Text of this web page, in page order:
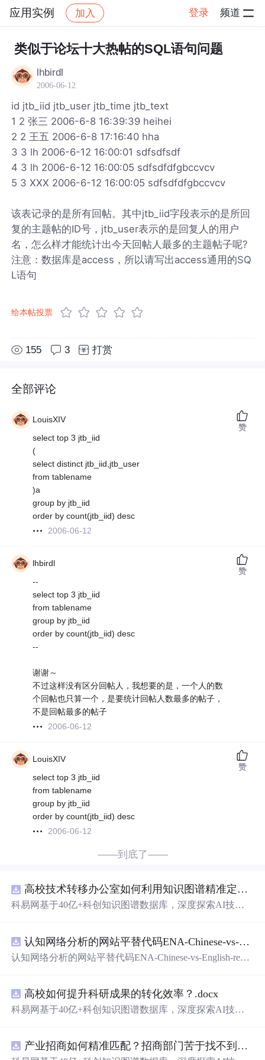
应用实例 加入 登录 频道
社区 应用实例 帖子详情
类似于论坛十大热帖的SQL语句问题
lhbirdl
2006-06-12
id jtb_iid jtb_user jtb_time jtb_text
1 2 张三 2006-6-8 16:39:39 heihei
2 2 王五 2006-6-8 17:16:40 hha
3 3 lh 2006-6-12 16:00:01 sdfsdfsdf
4 3 lh 2006-6-12 16:00:05 sdfsdfdfgbccvcv
5 3 XXX 2006-6-12 16:00:05 sdfsdfdfgbccvcv
该表记录的是所有回帖。其中jtb_iid字段表示的是所回
复的主题帖的ID号，jtb_user表示的是回复人的用户
名，怎么样才能统计出今天回帖人最多的主题帖子呢?
注意：数据库是access，所以请写出access通用的SQ
L语句
给本帖投票
155 3 打赏
全部评论
LouisXIV
select top 3 jtb_iid
(
select distinct jtb_iid,jtb_user
from tablename
)a
group by jtb_iid
order by count(jtb_iid) desc
2006-06-12
赞
lhbirdl
--
select top 3 jtb_iid
from tablename
group by jtb_iid
order by count(jtb_iid) desc
--
谢谢～
不过这样没有区分回帖人，我想要的是，一个人的数
个回帖也只算一个，是要统计回帖人数最多的帖子，
不是回帖最多的帖子
2006-06-12
赞
LouisXIV
select top 3 jtb_iid
from tablename
group by jtb_iid
order by count(jtb_iid) desc
2006-06-12
赞
——到底了——
高校技术转移办公室如何利用知识图谱精准定位产业需求与技术适配点？.docx
科易网基于40亿+科创知识图谱数据库，深度探索AI技术
新领域的AI+数智化解决方案，推动科技创新与产业创新
智能化发展。
认知网络分析的网站平替代码ENA-Chinese-vs-English-reproducible.zip
认知网络分析的网站平替代码ENA-Chinese-vs-English-repro
高校如何提升科研成果的转化效率？.docx
科易网基于40亿+科创知识图谱数据库，深度探索AI技术
新领域的AI+数智化解决方案，推动科技创新与产业创新产业招商如何精准匹配？招商部门苦于找不到符合产业链补链强链方向的目标企业怎么办？.docx